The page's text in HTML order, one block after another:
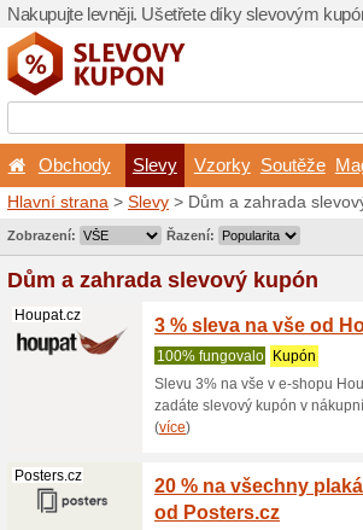
Nakupujte
Obchody
Hlavní strana>